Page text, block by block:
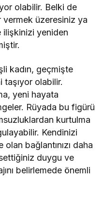
olabilir. Belki de
üzeresiniz ya
ilişkinizi yeniden
kadın, geçmişte
taşıyor olabilir.
yeni hayata
Rüyada bu figürü
kurtulma
Kendinizi
bağlantınızı daha
duygu ve
belirlemede önemli